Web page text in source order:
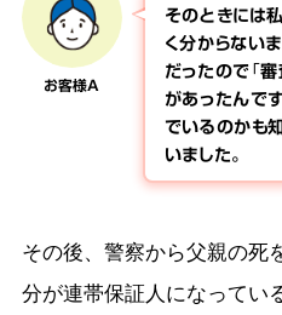
お客様A
そのときには
く分からない
だったので「
があったんで
でいるのかも
いました。
その後、警察から父親の死
分が連帯保証人になってい